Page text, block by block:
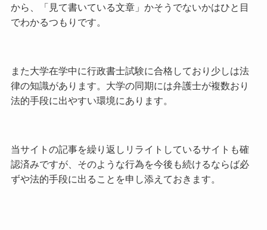
から、「見て書いている文章」かそうでないかはひと目
でわかるつもりです。
また大学在学中に行政書士試験に合格しており少しは法
律の知識があります。大学の同期には弁護士が複数おり
法的手段に出やすい環境にあります。
当サイトの記事を繰り返しリライトしているサイトも確
認済みですが、そのような行為を今後も続けるならば必
ずや法的手段に出ることを申し添えておきます。